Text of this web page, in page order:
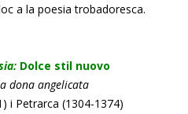
a la poesia trobadoresca.
Dolce stil nuovo
dona angelicata
i Petrarca (1304-1374)